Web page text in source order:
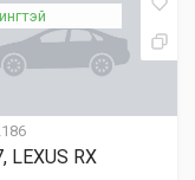
LEXUS RX